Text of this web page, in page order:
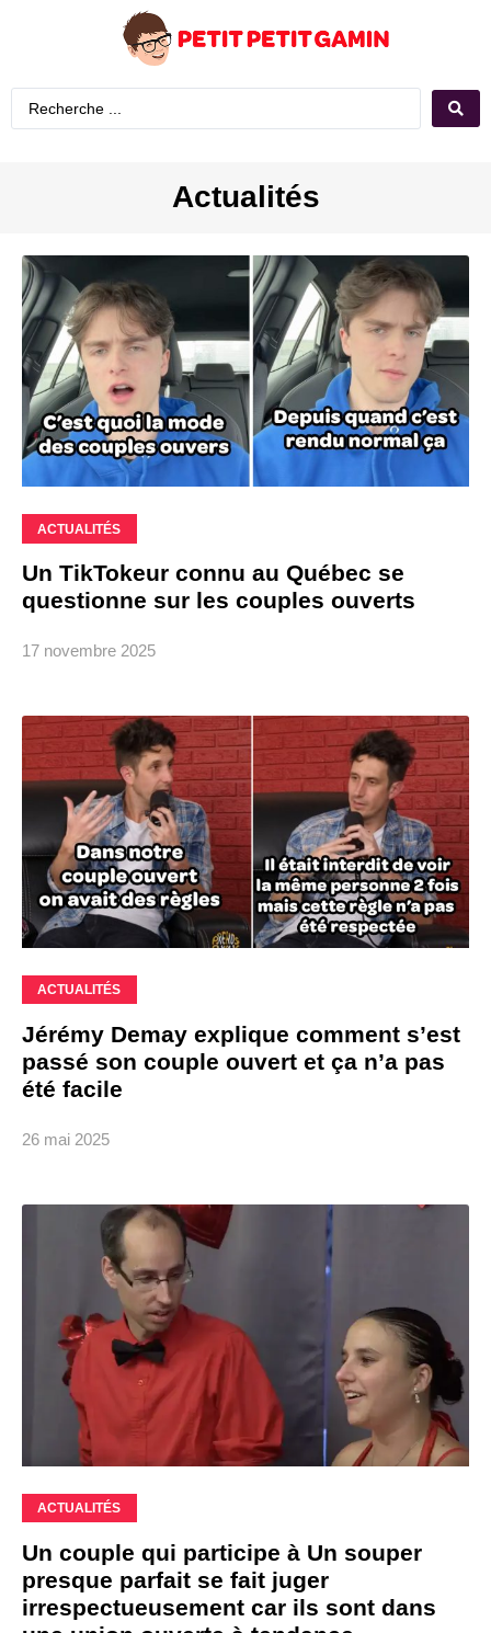
Actualités
ACTUALITÉS
Un TikTokeur connu au Québec se
questionne sur les couples ouverts
17 novembre 2025
ACTUALITÉS
Jérémy Demay explique comment s’est
passé son couple ouvert et ça n’a pas
été facile
26 mai 2025
ACTUALITÉS
Un couple qui participe à Un souper
presque parfait se fait juger
irrespectueusement car ils sont dans